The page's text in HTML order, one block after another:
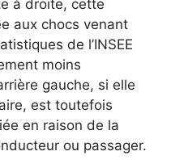
à droite, cette
aux chocs venant
de l’INSEE
moins
gauche, si elle
est toutefois
en raison de la
ou passager.